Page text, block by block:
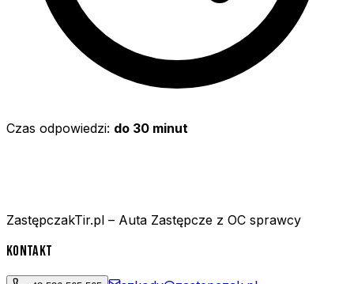
Czas odpowiedzi: do 30 minut
ZastępczakTir.pl – Auta Zastępcze z OC sprawcy
KONTAKT